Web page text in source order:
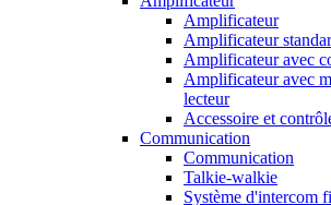
Amplificateur
Amplificateur
Amplificateur avec
Amplificateur avec
lecteur
Accessoire et
Communication
Communication
Talkie-walkie
Système d'intercom